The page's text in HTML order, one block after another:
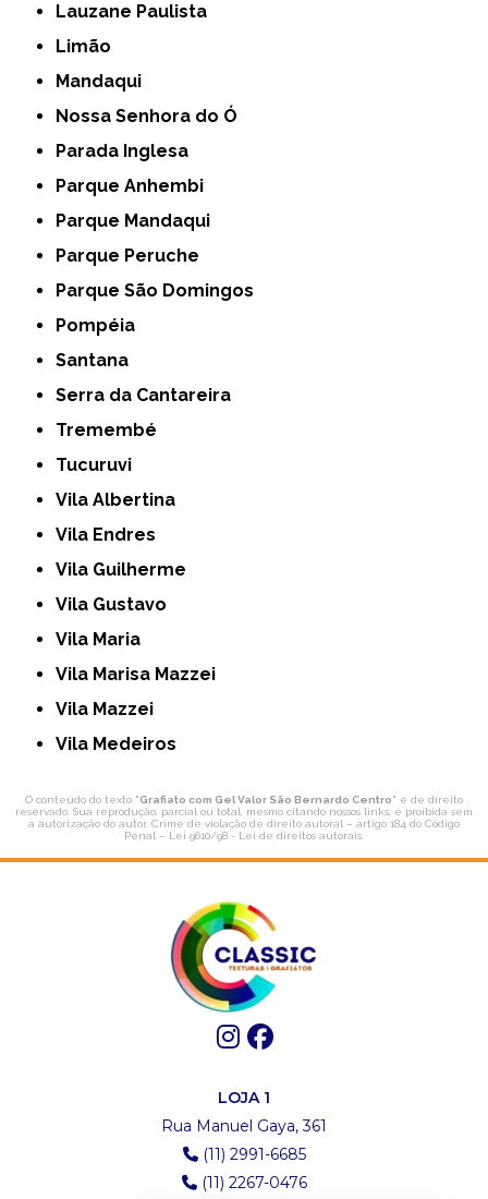
Lauzane Paulista
Limão
Mandaqui
Nossa Senhora do Ó
Parada Inglesa
Parque Anhembi
Parque Mandaqui
Parque Peruche
Parque São Domingos
Pompéia
Santana
Serra da Cantareira
Tremembé
Tucuruvi
Vila Albertina
Vila Endres
Vila Guilherme
Vila Gustavo
Vila Maria
Vila Marisa Mazzei
Vila Mazzei
Vila Medeiros
O conteúdo do texto "Grafiato com Gel Valor São Bernardo Centro" é de direito
reservado. Sua reprodução, parcial ou total, mesmo citando nossos links, é proibida sem
a autorização do autor. Crime de violação de direito autoral – artigo 184 do Código
Penal – Lei 9610/98 - Lei de direitos autorais
LOJA 1
Rua Manuel Gaya, 361
(11) 2991-6685
(11) 2267-0476